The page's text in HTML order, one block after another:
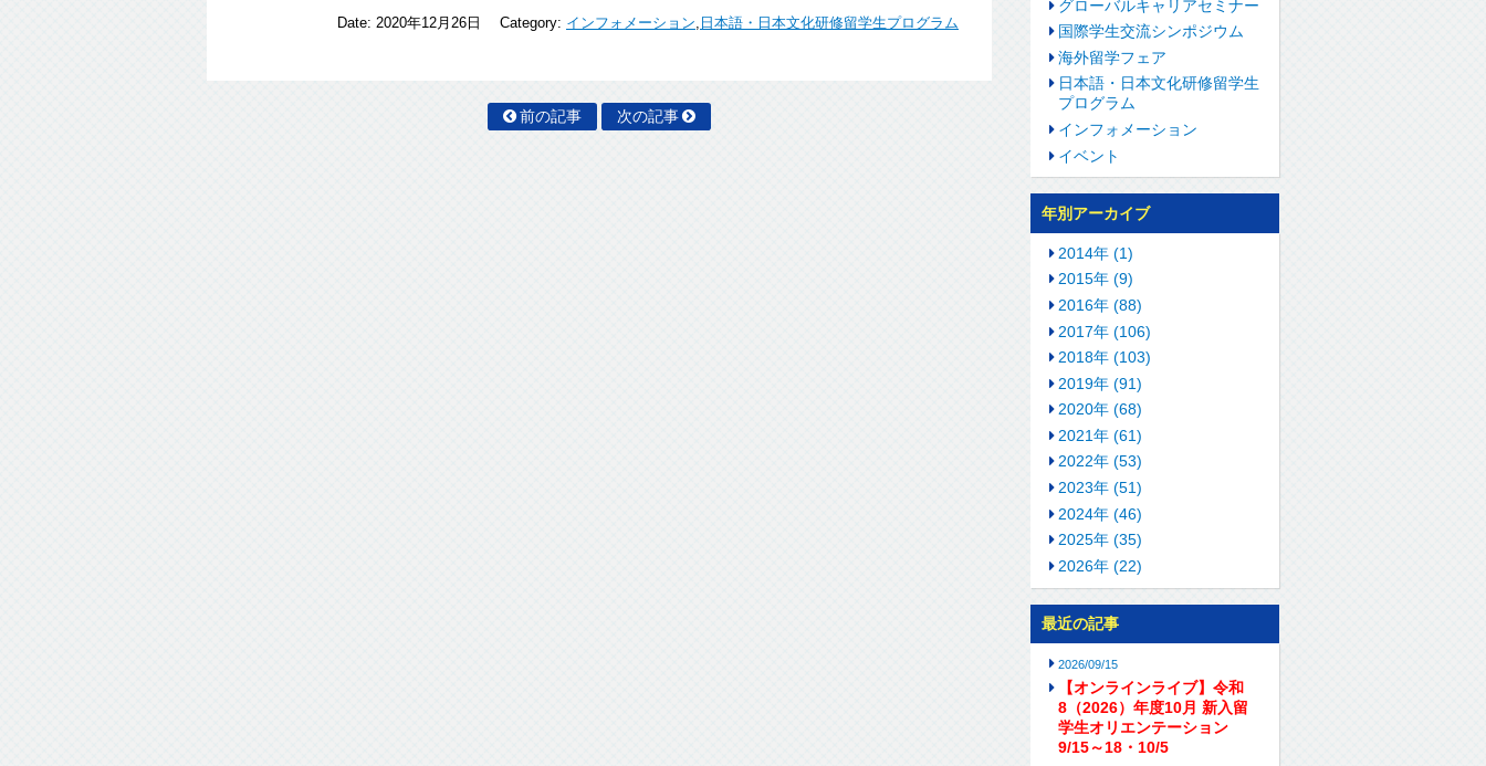
Date:2020年12月26日 Category: インフォメーション, 日本語・日本文化研修留学生プログラム
前の記事 次の記事
グローバルキャリアセミナー
国際学生交流シンポジウム
海外留学フェア
日本語・日本文化研修留学生
プログラム
インフォメーション
イベント
年別アーカイブ
2014年 (1)
2015年 (9)
2016年 (88)
2017年 (106)
2018年 (103)
2019年 (91)
2020年 (68)
2021年 (61)
2022年 (53)
2023年 (51)
2024年 (46)
2025年 (35)
2026年 (22)
最近の記事
2026/09/15
【オンラインライブ】令和
8（2026）年度10月 新入留
学生オリエンテーション
9/15～18・10/5